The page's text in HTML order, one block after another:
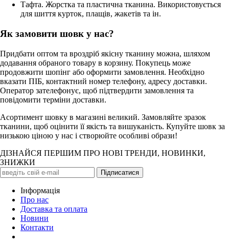
Тафта. Жорстка та пластична тканина. Використовується
для шиття курток, плащів, жакетів та ін.
Як замовити шовк у нас?
Придбати оптом та вроздріб якісну тканину можна, шляхом
додавання обраного товару в корзину. Покупець може
продовжити шопінг або оформити замовлення. Необхідно
вказати ПІБ, контактний номер телефону, адресу доставки.
Оператор зателефонує, щоб підтвердити замовлення та
повідомити терміни доставки.
Асортимент шовку в магазині великий. Замовляйте зразок
тканини, щоб оцінити її якість та вишуканість. Купуйте шовк за
низькою ціною у нас і створюйте особливі образи!
ДІЗНАЙСЯ ПЕРШИМ ПРО НОВІ ТРЕНДИ, НОВИНКИ,
ЗНИЖКИ
Iнформація
Про нас
Доставка та оплата
Новини
Контакти